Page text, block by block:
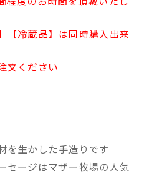
【冷蔵品】は同時購入出来
文ください
を生かした手造りです
セージはマザー牧場の人気